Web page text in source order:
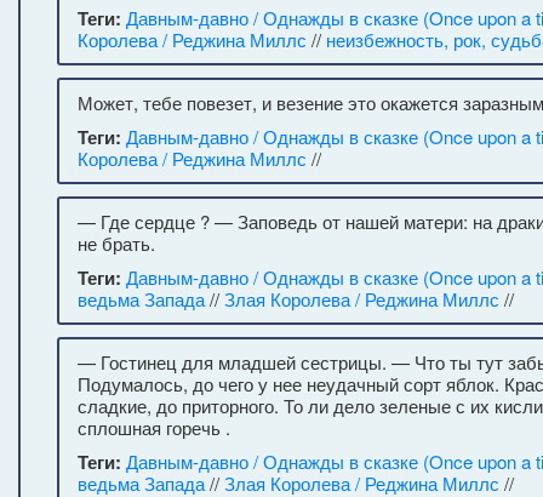
Теги: Давным-давно / Однажды в сказке (Once upon a
Королева / Реджина Миллс // неизбежность, рок,
Может, тебе повезет, и везение это окажется
Теги: Давным-давно / Однажды в сказке (Once upon a
Королева / Реджина Миллс //
— Где сердце ? — Заповедь от нашей матери: на
не брать.
Теги: Давным-давно / Однажды в сказке (Once upon a
ведьма Запада//Злая Королева / Реджина Миллс //
— Гостинец для младшей сестрицы. — Что ты тут
Подумалось, до чего у нее неудачный сорт яблок.
сладкие, до приторного. То ли дело зеленые с их
сплошная горечь .
Теги: Давным-давно / Однажды в сказке (Once upon a
ведьма Запада//Злая Королева / Реджина Миллс //